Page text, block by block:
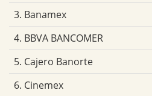
3. Banamex
4. BBVA BANCOMER
5. Cajero Banorte
6. Cinemex